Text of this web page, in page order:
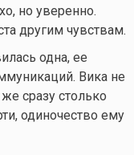
но уверенно.
другим чувствам.
одна, ее
Вика не
сразу столько
одиночество ему